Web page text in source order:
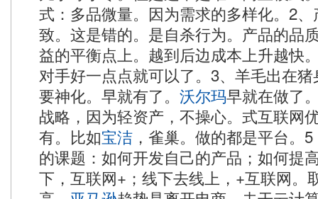
式：多品微量。因为需求的多样化。2
致。这是错的。是自杀行为。产品的品
益的平衡点上。越到后边成本上升越快
对手好一点点就可以了。3、羊毛出在
要神化。早就有了。 沃尔玛早就在做了
战略，因为轻资产，不操心。式互联网
有。比如宝洁 ，雀巢。做的都是平台。
的课题：如何开发自己的产品；如何提
下，互联网+；线下去线上，+互联网。